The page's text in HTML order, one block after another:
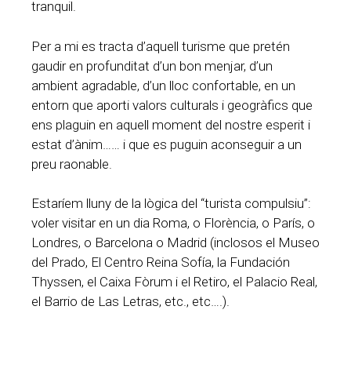
tranquil.
Per a mi es tracta d’aquell turisme que pretén
gaudir en profunditat d’un bon menjar, d’un
ambient agradable, d’un lloc confortable, en un
entorn que aporti valors culturals i geogràfics que
ens plaguin en aquell moment del nostre esperit i
estat d’ànim…… i que es puguin aconseguir a un
preu raonable.
Estaríem lluny de la lògica del “turista compulsiu”:
voler visitar en un dia Roma, o Florència, o París, o
Londres, o Barcelona o Madrid (inclosos el Museo
del Prado, El Centro Reina Sofía, la Fundación
Thyssen, el Caixa Fòrum i el Retiro, el Palacio Real,
el Barrio de Las Letras, etc., etc….).